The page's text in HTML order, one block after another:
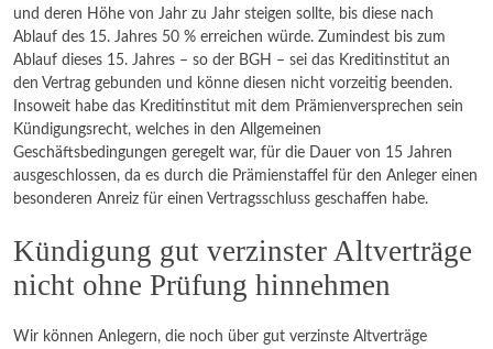
und deren Höhe von Jahr zu Jahr steigen sollte, bis diese nach
Ablauf des 15. Jahres 50 % erreichen würde. Zumindest bis zum
Ablauf dieses 15. Jahres – so der BGH – sei das Kreditinstitut an
den Vertrag gebunden und könne diesen nicht vorzeitig beenden.
Insoweit habe das Kreditinstitut mit dem Prämienversprechen sein
Kündigungsrecht, welches in den Allgemeinen
Geschäftsbedingungen geregelt war, für die Dauer von 15 Jahren
ausgeschlossen, da es durch die Prämienstaffel für den Anleger einen
besonderen Anreiz für einen Vertragsschluss geschaffen habe.
Kündigung gut verzinster Altverträge
nicht ohne Prüfung hinnehmen
Wir können Anlegern, die noch über gut verzinste Altverträge